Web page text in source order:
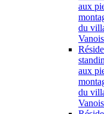
aux
du
aux
du